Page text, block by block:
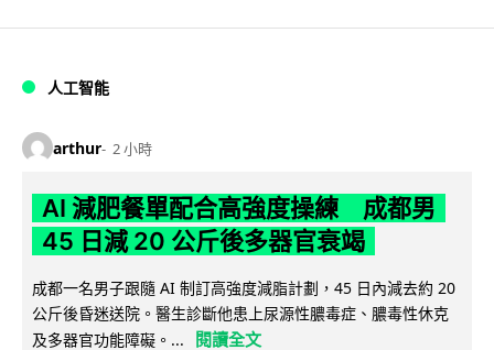
人工智能
arthur 2 小時
AI 減肥餐單配合高強度操練 成都男
45 日減 20 公斤後多器官衰竭
成都一名男子跟隨 AI 制訂高強度減脂計劃，45 日內減去約 20
公斤後昏迷送院。醫生診斷他患上尿源性膿毒症、膿毒性休克
及多器官功能障礙。...
閱讀全文